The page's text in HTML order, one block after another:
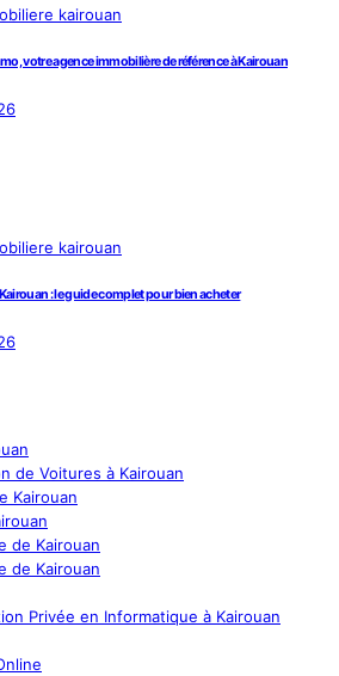
kairouan
votre agence immobilière de référence à Kairouan
kairouan
: le guide complet pour bien acheter
de Voitures à Kairouan
Kairouan
de Kairouan
de Kairouan
Privée en Informatique à Kairouan